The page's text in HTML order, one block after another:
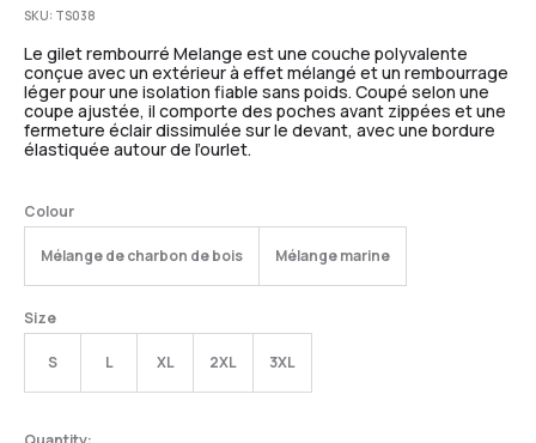
SKU: TS038
Le gilet rembourré Melange est une couche polyvalente
conçue avec un extérieur à effet mélangé et un rembourrage
léger pour une isolation fiable sans poids. Coupé selon une
coupe ajustée, il comporte des poches avant zippées et une
fermeture éclair dissimulée sur le devant, avec une bordure
élastiquée autour de l’ourlet.
Colour
Mélange de charbon de bois Mélange marine
Size
S L XL 2XL 3XL